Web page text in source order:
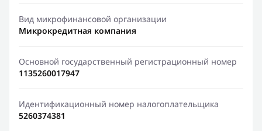
Вид микрофинансовой организации
Микрокредитная компания
Основной государственный регистрационный номер
1135260017947
Идентификационный номер налогоплательщика
5260374381